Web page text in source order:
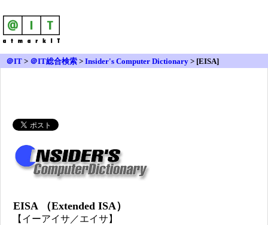
＠IT > ＠IT総合検索 > Insider's Computer Dictionary > [EISA]
EISA （Extended ISA）
【イーアイサ／エイサ】